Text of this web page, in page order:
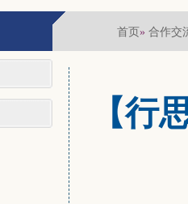
首页» 合作交
【行